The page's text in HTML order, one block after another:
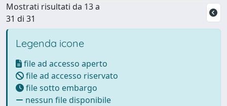
Mostrati risultati da 13 a
31 di 31
Legenda icone
file ad accesso aperto
file ad accesso riservato
file sotto embargo
nessun file disponibile